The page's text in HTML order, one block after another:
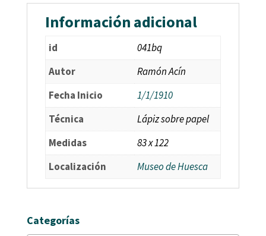
Información adicional
id
041bq
Autor
Ramón Acín
Fecha Inicio
1/1/1910
Técnica
Lápiz sobre papel
Medidas
83 x 122
Localización
Museo de Huesca
Categorías